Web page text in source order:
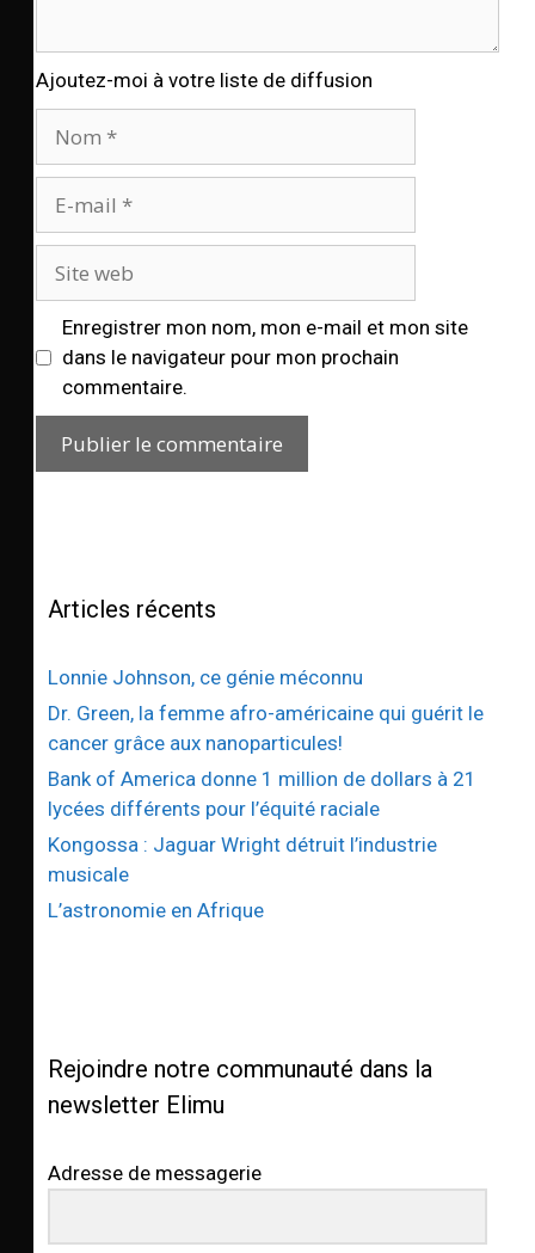
Ajoutez-moi à votre liste de diffusion
Enregistrer mon nom, mon e-mail et mon site
dans le navigateur pour mon prochain
commentaire.
Articles récents
Lonnie Johnson, ce génie méconnu
Dr. Green, la femme afro-américaine qui guérit le
cancer grâce aux nanoparticules!
Bank of America donne 1 million de dollars à 21
lycées différents pour l’équité raciale
Kongossa : Jaguar Wright détruit l’industrie
musicale
L’astronomie en Afrique
Rejoindre notre communauté dans la
newsletter Elimu
Adresse de messagerie